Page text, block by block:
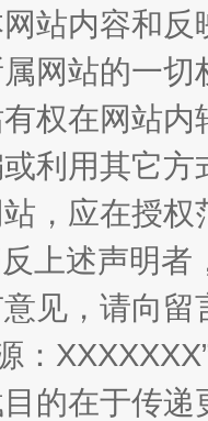
山西：
网站内容和
网站的一
权在网站
利用其它
，应在授
上述声明
见，请向
：
的在于传